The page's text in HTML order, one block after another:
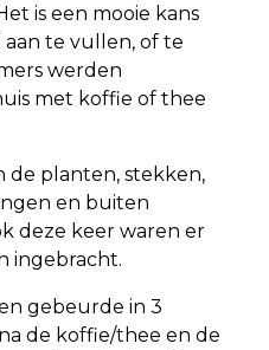
is een mooie kans
te vullen, of te
werden
met koffie of thee
de planten, stekken,
en buiten
deze keer waren er
ingebracht.
gebeurde in 3
de koffie/thee en de